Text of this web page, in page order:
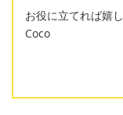
お役に立てれば嬉し
Coco